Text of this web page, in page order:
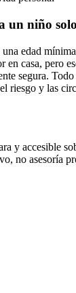
un niño
edad
en casa, pero
segura.
riesgo y las
y accesible
no asesoría